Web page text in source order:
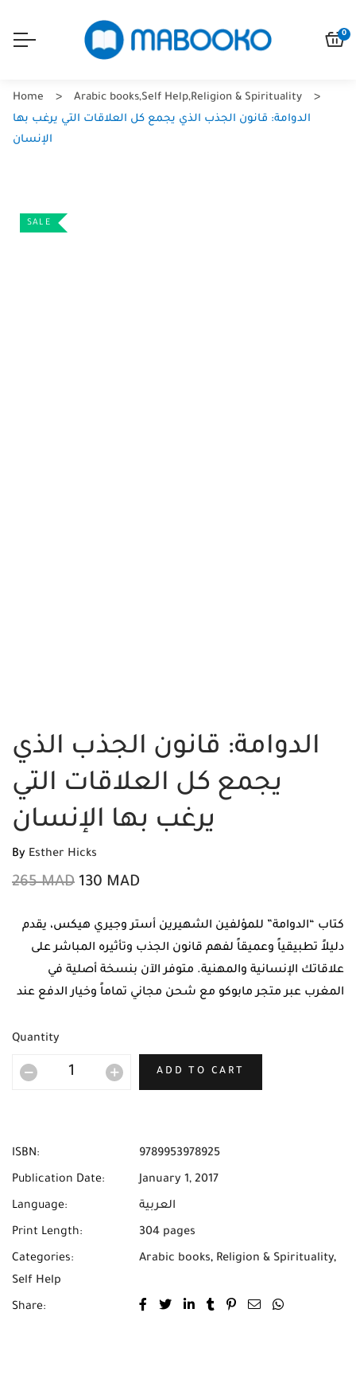
0
Home Arabic books,Self Help,Religion & Spirituality
الدوامة: قانون الجذب الذي يجمع كل العلاقات التي يرغب بها
الإنسان
SALE
الدوامة: قانون الجذب الذي
يجمع كل العلاقات التي
يرغب بها الإنسان
By Esther Hicks
265MAD 130 MAD
كتاب “الدوامة” للمؤلفين الشهيرين أستر وجيري هيكس، يقدم
دليلاً تطبيقياً وعميقاً لفهم قانون الجذب وتأثيره المباشر على
علاقاتك الإنسانية والمهنية. متوفر الآن بنسخة أصلية في
المغرب عبر متجر مابوكو مع شحن مجاني تماماً وخيار الدفع عند
Quantity
ADD TO CART
ISBN: 9789953978925
Publication Date: January 1, 2017
Language: العربية
Print Length: 304 pages
Categories: Arabic books, Religion & Spirituality,
Self Help
Share: